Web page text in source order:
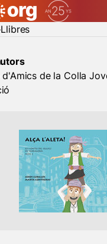
Llibres
de la Colla